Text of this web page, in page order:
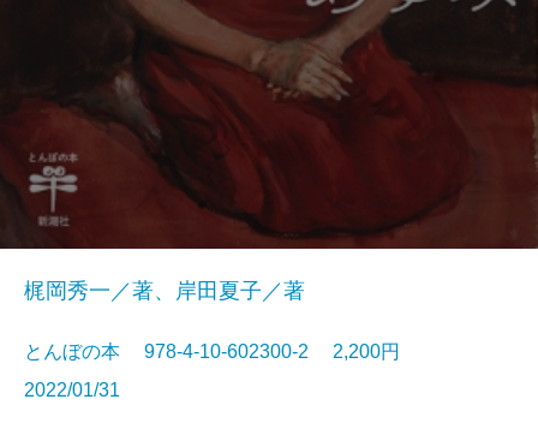
梶岡秀一／著、岸田夏子／著
とんぼの本 978-4-10-602300-2 2,200円
2022/01/31